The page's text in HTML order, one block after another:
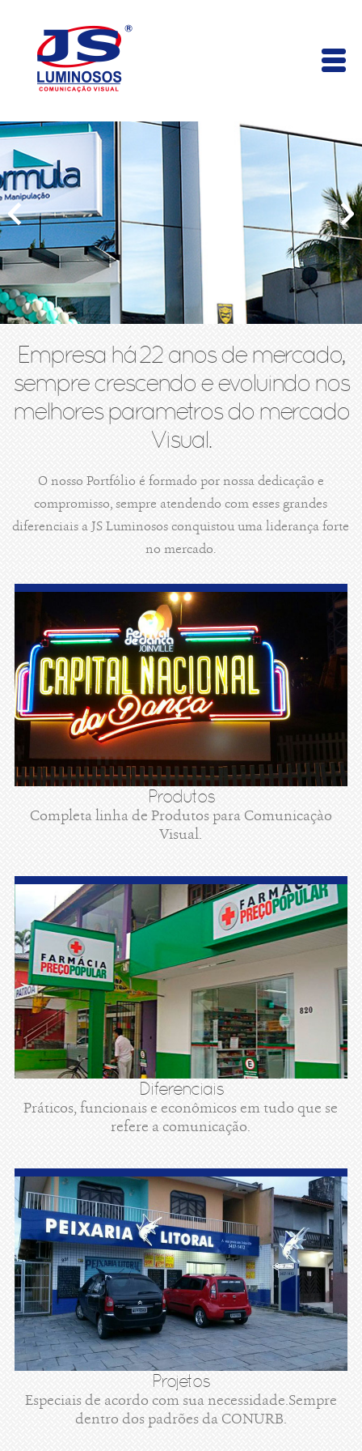
Empresa há 22 anos de mercado,
sempre crescendo e evoluindo nos
melhores parametros do mercado
Visual.
O nosso Portfólio é formado por nossa dedicação e
compromisso, sempre atendendo com esses grandes
diferenciais a JS Luminosos conquistou uma liderança forte
no mercado.
Produtos
Completa linha de Produtos para Comunicaçào
Visual.
Diferenciais
Práticos, funcionais e econômicos em tudo que se
refere a comunicação.
Projetos
Especiais de acordo com sua necessidade.Sempre
dentro dos padrões da CONURB.